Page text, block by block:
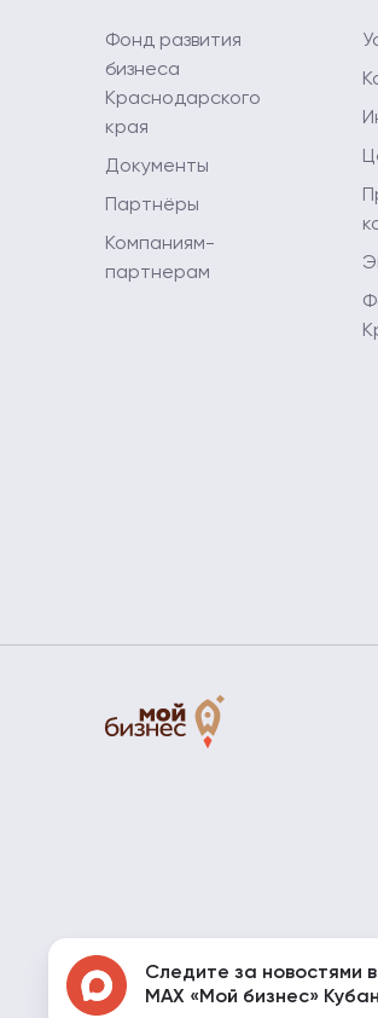
Следите за новостями
MAX «Мой бизнес»
Фонд развития
бизнеса
Краснодарского
края
Документы
Партнёры
Компаниям-
партнерам